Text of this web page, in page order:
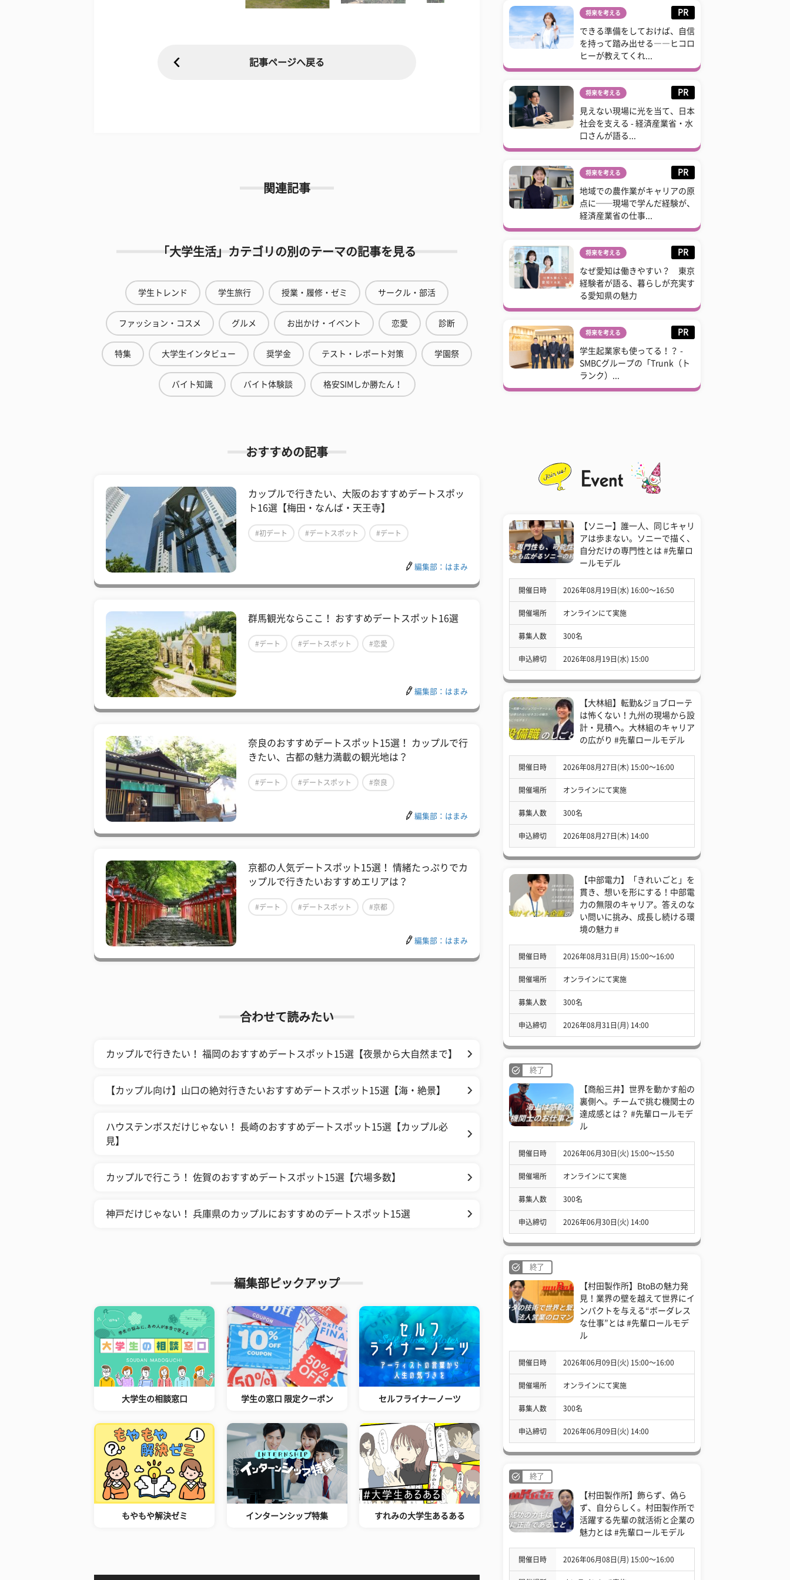
記事ページへ戻る
関連記事
「大学生活」カテゴリの別のテーマの記事を見る
学生トレンド 学生旅行 授業・履修・ゼミ サークル・部活
ファッション・コスメ グルメ お出かけ・イベント 恋愛 診断
特集 大学生インタビュー 奨学金 テスト・レポート対策 学園祭
バイト知識 バイト体験談 格安SIMしか勝たん！
おすすめの記事
カップルで行きたい、大阪のおすすめデートスポッ
ト16選【梅田・なんば・天王寺】
#初デート #デートスポット #デート
編集部：はまみ
群馬観光ならここ！ おすすめデートスポット16選
#デート #デートスポット #恋愛
編集部：はまみ
奈良のおすすめデートスポット15選！ カップルで行
きたい、古都の魅力満載の観光地は？
#デート #デートスポット #奈良
編集部：はまみ
京都の人気デートスポット15選！ 情緒たっぷりでカ
ップルで行きたいおすすめエリアは？
#デート #デートスポット #京都
編集部：はまみ
合わせて読みたい
カップルで行きたい！ 福岡のおすすめデートスポット15選【夜景から大自然まで】
【カップル向け】山口の絶対行きたいおすすめデートスポット15選【海・絶景】
ハウステンボスだけじゃない！ 長崎のおすすめデートスポット15選【カップル必
見】
カップルで行こう！ 佐賀のおすすめデートスポット15選【穴場多数】
神戸だけじゃない！ 兵庫県のカップルにおすすめのデートスポット15選
編集部ピックアップ
大学生の相談窓口 学生の窓口 限定クーポン セルフライナーノーツ
もやもや解決ゼミ インターンシップ特集 すれみの大学生あるある
将来を考える PR
できる準備をしておけば、自信
を持って踏み出せる――ヒコロ
ヒーが教えてくれ...
将来を考える PR
見えない現場に光を当て、日本
社会を支える - 経済産業省・水
口さんが語る...
将来を考える PR
地域での農作業がキャリアの原
点に──現場で学んだ経験が、
経済産業省の仕事...
将来を考える PR
なぜ愛知は働きやすい？ 東京
経験者が語る、暮らしが充実す
る愛知県の魅力
将来を考える PR
学生起業家も使ってる！？ -
SMBCグループの「Trunk（ト
ランク）...
【ソニー】誰一人、同じキャリ
アは歩まない。ソニーで描く、
自分だけの専門性とは #先輩ロ
ールモデル
開催日時 2026年08月19日(水) 16:00〜16:50
開催場所 オンラインにて実施
募集人数 300名
申込締切 2026年08月19日(水) 15:00
【大林組】転勤&ジョブローテ
は怖くない！九州の現場から設
計・見積へ。大林組のキャリア
の広がり #先輩ロールモデル
開催日時 2026年08月27日(木) 15:00〜16:00
開催場所 オンラインにて実施
募集人数 300名
申込締切 2026年08月27日(木) 14:00
【中部電力】「きれいごと」を
貫き、想いを形にする！中部電
力の無限のキャリア。答えのな
い問いに挑み、成長し続ける環
境の魅力 #
開催日時 2026年08月31日(月) 15:00〜16:00
開催場所 オンラインにて実施
募集人数 300名
申込締切 2026年08月31日(月) 14:00
終了
【商船三井】世界を動かす船の
裏側へ。チームで挑む機関士の
達成感とは？ #先輩ロールモデ
ル
開催日時 2026年06月30日(火) 15:00〜15:50
開催場所 オンラインにて実施
募集人数 300名
申込締切 2026年06月30日(火) 14:00
終了
【村田製作所】BtoBの魅力発
見！業界の壁を越えて世界にイ
ンパクトを与える“ボーダレス
な仕事”とは #先輩ロールモデ
ル
開催日時 2026年06月09日(火) 15:00〜16:00
開催場所 オンラインにて実施
募集人数 300名
申込締切 2026年06月09日(火) 14:00
終了
【村田製作所】飾らず、偽ら
ず、自分らしく。村田製作所で
活躍する先輩の就活術と企業の
魅力とは #先輩ロールモデル
開催日時 2026年06月08日(月) 15:00〜16:00